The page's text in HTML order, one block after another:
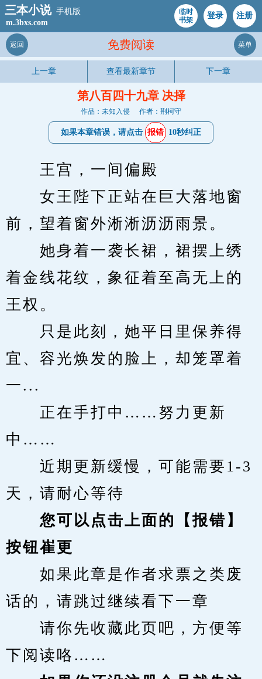
三本小说 手机版
m.3bxs.com
临时
书架
登录 注册
免费阅读
返回 菜单
上一章 查看最新章节 下一章
第八百四十九章 决择
作品：未知入侵 作者：荆柯守
如果本章错误，请点击 报错 10秒纠正
王宫，一间偏殿
女王陛下正站在巨大落地窗
前，望着窗外淅淅沥沥雨景。
她身着一袭长裙，裙摆上绣
着金线花纹，象征着至高无上的
王权。
只是此刻，她平日里保养得
宜、容光焕发的脸上，却笼罩着
一...
正在手打中……努力更新
中……
近期更新缓慢，可能需要1-3
天，请耐心等待
您可以点击上面的【报错】
按钮崔更
如果此章是作者求票之类废
话的，请跳过继续看下一章
请你先收藏此页吧，方便等
下阅读咯……